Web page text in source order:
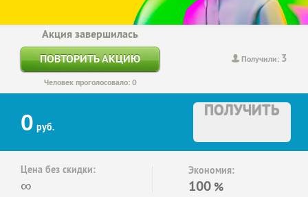
Получили: 3
Акция завершилась
ПОВТОРИТЬ АКЦИЮ
Человек проголосовало: 0
0 руб.
ПОЛУЧИТЬ
Цена без скидки:
∞
Экономия:
100 %